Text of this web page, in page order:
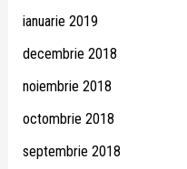
ianuarie 2019
decembrie 2018
noiembrie 2018
octombrie 2018
septembrie 2018